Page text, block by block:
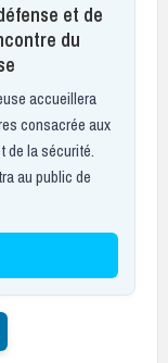
et de
du
accueillera
consacrée aux
de la sécurité.
au public de